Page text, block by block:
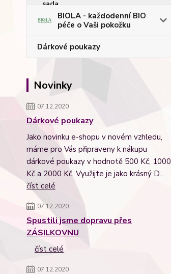
BIOLA - každodenní BIO
péče o Vaši pokožku
Dárkové poukazy
Novinky
07.12.2020
Dárkové poukazy
Jako novinku e-shopu v novém vzhledu,
máme pro Vás připraveny k nákupu
dárkové poukazy v hodnotě 500 Kč, 1000
Kč a 2000 Kč. Využijte je jako krásný D...
číst celé
07.12.2020
Spustili jsme dopravu přes
ZÁSILKOVNU
číst celé
07.12.2020